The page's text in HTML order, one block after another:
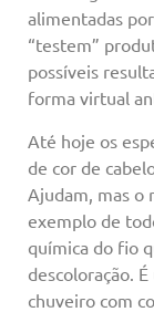
alimentadas
“testem”
possíveis
forma virtual
Até hoje os
de cor de
Ajudam, mas o
exemplo de
química do fio
descoloração.
chuveiro com